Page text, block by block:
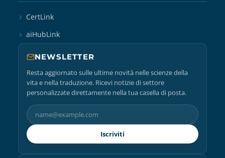
CertLink
aiHubLink
NEWSLETTER
Resta aggiornato sulle ultime novità nelle scienze della
vita e nella traduzione. Ricevi notizie di settore
personalizzate direttamente nella tua casella di posta.
Iscriviti